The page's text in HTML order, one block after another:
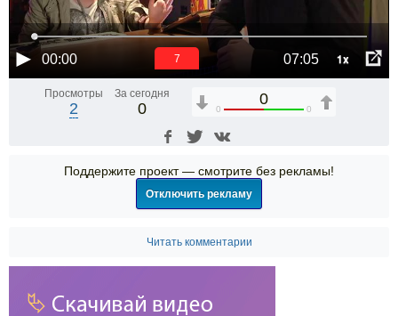
00:00 07:05 1x
6
Просмотры
2
За сегодня
0
0
0 0
Поддержите проект — смотрите без рекламы!
Отключить рекламу
Читать комментарии